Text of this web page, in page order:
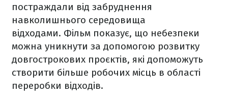
постраждали від забруднення
навколишнього середовища
відходами. Фільм показує, що небезпеки
можна уникнути за допомогою розвитку
довгострокових проєктів, які допоможуть
створити більше робочих місць в області
переробки відходів.